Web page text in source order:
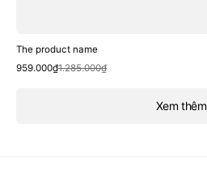
Xem thêm
The product name
Sale
959.000₫
Regular
1.285.000₫